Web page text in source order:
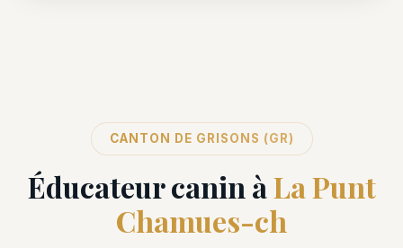
CANTON DE GRISONS (GR)
Éducateur canin à La Punt
Chamues-ch